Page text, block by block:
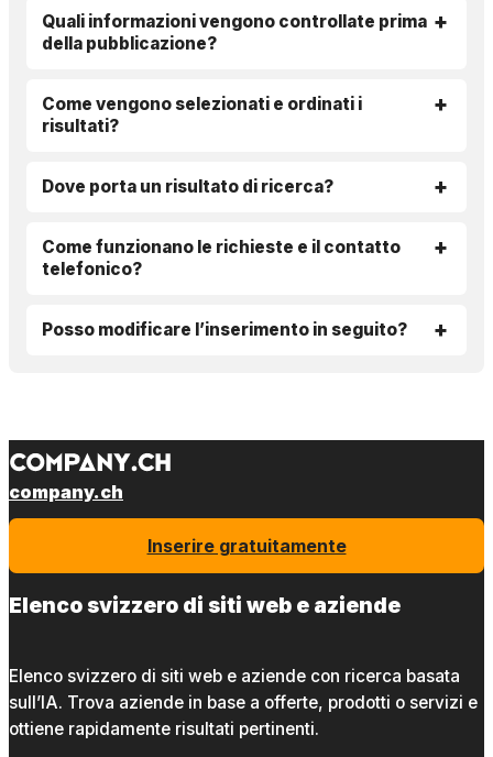
Quali informazioni vengono controllate prima
della pubblicazione?
Come vengono selezionati e ordinati i
risultati?
Dove porta un risultato di ricerca?
Come funzionano le richieste e il contatto
telefonico?
Posso modificare l’inserimento in seguito?
company.ch
Inserire gratuitamente
Elenco svizzero di siti web e aziende
Elenco svizzero di siti web e aziende con ricerca basata
sull’IA. Trova aziende in base a offerte, prodotti o servizi e
ottiene rapidamente risultati pertinenti.